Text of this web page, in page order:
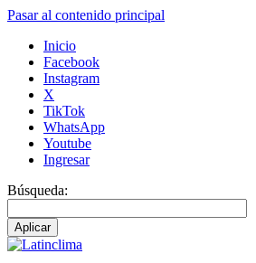
Pasar al contenido principal
Inicio
Facebook
Instagram
X
TikTok
WhatsApp
Youtube
Ingresar
Búsqueda: